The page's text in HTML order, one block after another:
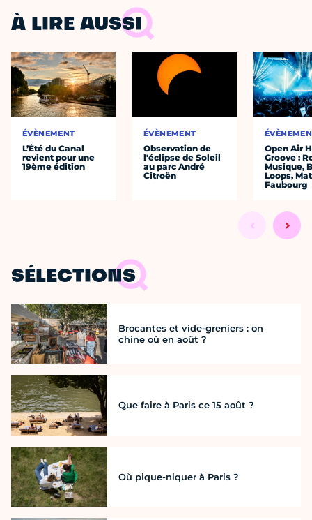
À LIRE AUSSI
ÉVÈNEMENT
L’Été du Canal
revient pour une
19ème édition
ÉVÈNEMENT
Observation de
l'éclipse de Soleil
au parc André
Citroën
Open Air
Groove :
Musique,
Loops,
Faubourg
SÉLECTIONS
Brocantes et vide-greniers : on
chine où en août ?
Que faire à Paris ce 15 août ?
Où pique-niquer à Paris ?